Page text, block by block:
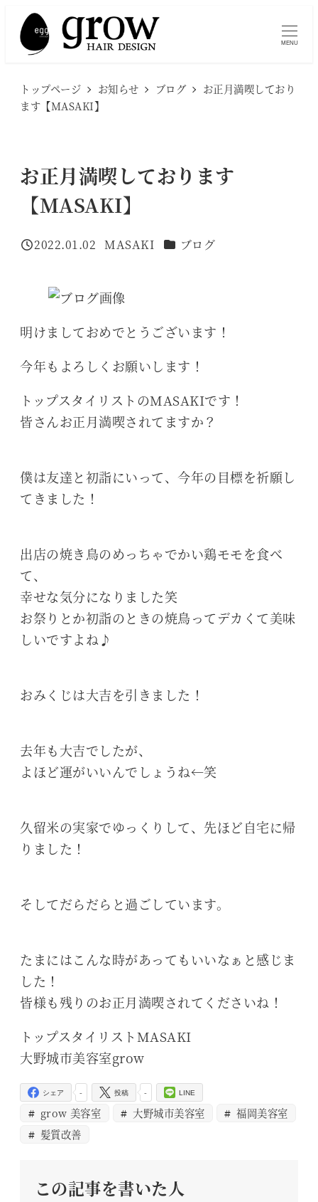
MENU
トップページ お知らせ ブログ
お正月満喫しており
ます【MASAKI】
お正月満喫しております
【MASAKI】
投稿日
2022.01.02
著
MASAKI カテゴリー
ブログ
明けましておめでとうございます！
今年もよろしくお願いします！
トップスタイリストのMASAKIです！
皆さんお正月満喫されてますか？
僕は友達と初詣にいって、今年の目標を祈願し
てきました！
出店の焼き鳥のめっちゃでかい鶏モモを食べ
て、
幸せな気分になりました笑
お祭りとか初詣のときの焼鳥ってデカくて美味
しいですよね♪
おみくじは大吉を引きました！
去年も大吉でしたが、
よほど運がいいんでしょうね←笑
久留米の実家でゆっくりして、先ほど自宅に帰
りました！
そしてだらだらと過ごしています。
たまにはこんな時があってもいいなぁと感じま
した！
皆様も残りのお正月満喫されてくださいね！
トップスタイリストMASAKI
大野城市美容室grow
-
シェア -
投稿 LINE
grow 美容室 大野城市美容室
福岡美容室
髪質改善
この記事を書いた人